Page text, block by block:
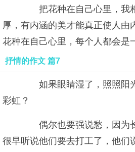
把花种在自己心里，我
厚，有内涵的美才能真正使人由
花种在自己心里，每个人都会是
抒情的作文 篇7
如果眼睛湿了，照照阳
彩虹？
偶尔也要强说愁，因为长
很早听说他们要去打工了，他们